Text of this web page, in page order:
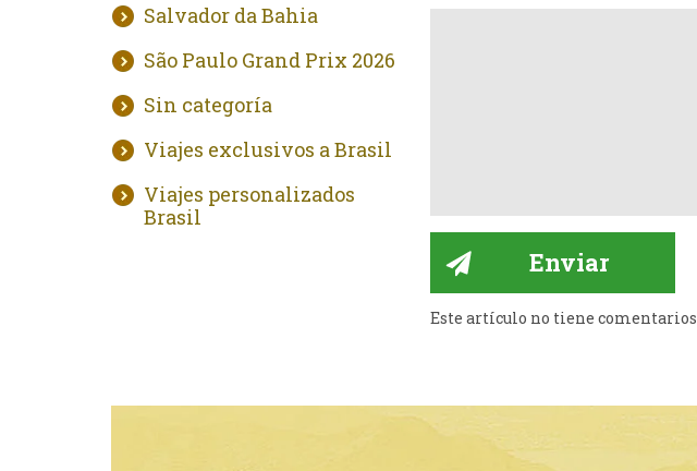
Salvador da Bahia
São Paulo Grand Prix 2026
Sin categoría
Viajes exclusivos a Brasil
Viajes personalizados
Brasil
Este artículo no tiene comentarios